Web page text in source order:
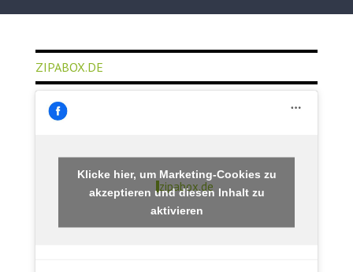
ZIPABOX.DE
zipabox.de
Klicke hier, um Marketing-Cookies zu
akzeptieren und diesen Inhalt zu
aktivieren